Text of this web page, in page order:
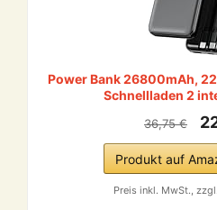
Power Bank 26800mAh,
Schnellladen 2
36,75 €
Produkt auf
Preis inkl. MwSt.,